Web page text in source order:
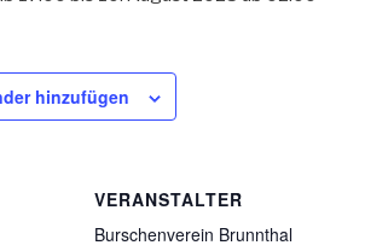
hinzufügen
VERANSTALTER
Burschenverein Brunnthal